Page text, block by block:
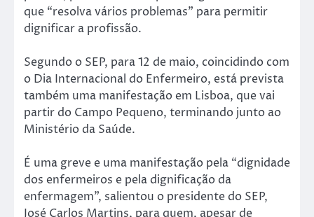
que “resolva vários problemas” para permitir
dignificar a profissão.
Segundo o SEP, para 12 de maio, coincidindo com
o Dia Internacional do Enfermeiro, está prevista
também uma manifestação em Lisboa, que vai
partir do Campo Pequeno, terminando junto ao
Ministério da Saúde.
É uma greve e uma manifestação pela “dignidade
dos enfermeiros e pela dignificação da
enfermagem”, salientou o presidente do SEP,
José Carlos Martins, para quem, apesar de